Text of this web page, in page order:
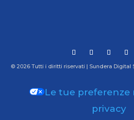
© 2026 Tutti i diritti riservati | Sundera Digital
Le tue preferenze
privacy
Informativa sulla raccolta